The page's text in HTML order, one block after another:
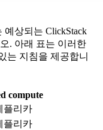
상되는 ClickStack
. 아래 표는 이러한
는 지침을 제공합니
compute
플리카
플리카